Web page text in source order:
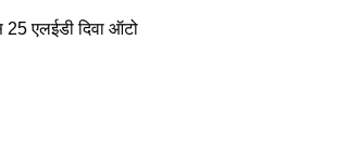
एलईडी दिवा ऑटो